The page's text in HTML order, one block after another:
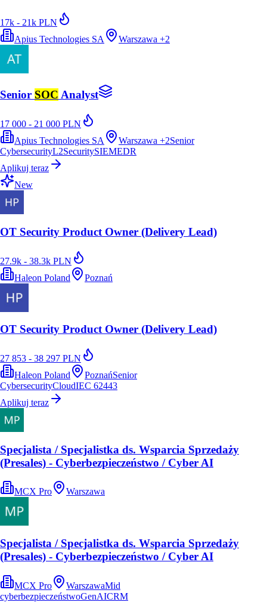
17k - 21k PLN
Apius Technologies SA
Warszawa +2
Senior SOC Analyst
17 000 - 21 000 PLN
Apius Technologies SA
Warszawa +2Senior
CybersecurityL2SecuritySIEMEDR
Aplikuj teraz
New
OT Security Product Owner (Delivery Lead)
27.9k - 38.3k PLN
Haleon Poland
Poznań
OT Security Product Owner (Delivery Lead)
27 853 - 38 297 PLN
Haleon Poland
PoznańSenior
CybersecurityCloudIEC 62443
Aplikuj teraz
Specjalista / Specjalistka ds. Wsparcia Sprzedaży
(Presales) - Cyberbezpieczeństwo / Cyber AI
MCX Pro Warszawa
Specjalista / Specjalistka ds. Wsparcia Sprzedaży
(Presales) - Cyberbezpieczeństwo / Cyber AI
MCX Pro WarszawaMid
cyberbezpieczeństwoGenAICRM